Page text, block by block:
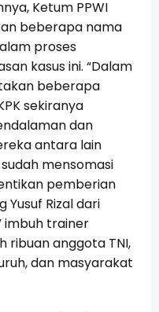
Ketum PPWI
beberapa nama
proses
kasus ini. “Dalam
beberapa
sekiranya
dan
antara lain
mensomasi
pemberian
Yusuf Rizal dari
imbuh trainer
ribuan anggota TNI,
dan masyarakat